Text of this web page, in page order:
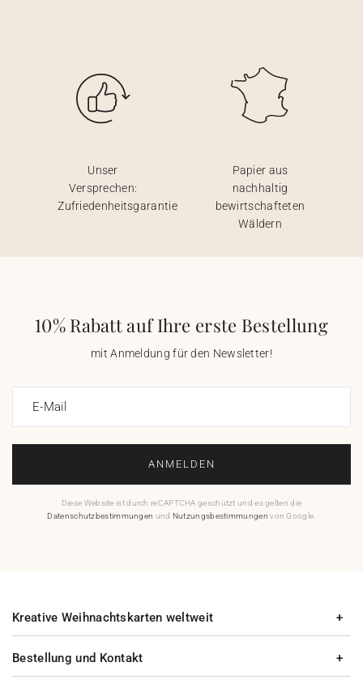
Unser
Versprechen:
Zufriedenheitsgarantie
Papier aus
nachhaltig
bewirtschafteten
Wäldern
10% Rabatt auf Ihre erste Bestellung
mit Anmeldung für den Newsletter!
E-Mail
ANMELDEN
Diese Website ist durch reCAPTCHA geschützt und es gelten die
Datenschutzbestimmungen und Nutzungsbestimmungen von Google.
Bestellung und Kontakt
Kreative Weihnachtskarten weltweit